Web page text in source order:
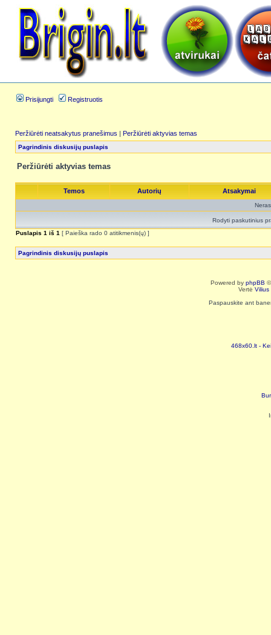
Prisijungti Registruotis
Peržiūrėti neatsakytus pranešimus | Peržiūrėti aktyvias temas
Pagrindinis diskusijų puslapis
Peržiūrėti aktyvias temas
Temos Autorių Atsakymai
Rodyti paskutinius
Puslapis 1 iš 1 [ Paieška rado 0 atitikmenis(ų) ]
Pagrindinis diskusijų puslapis
Powered by phpBB
Vertė Vilius
Paspauskite ant
468x60.lt -